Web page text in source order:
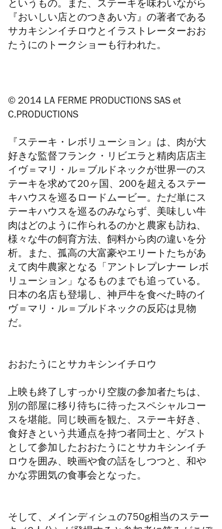
というもの。また、ステーキを味わいながら
『おいしい店とのつきあい方』の著者である
サカキシンイチロウとイラストレーターおお
たうにのトークショーも行われた。
© 2014 LA FERME PRODUCTIONS SAS et
C.PRODUCTIONS
『ステーキ・レボリューション』は、肉が大
好きな監督フランク・リビエラと精肉店店主
イヴ＝マリ・ル＝ブルドネックが世界一のス
テーキを求めて20ヶ国、200を超えるステー
キハウスを巡るロードムービー。ただ単にス
テーキハウスを巡るのみならず、美味しい牛
肉はどのように作られるのかと農家も訪ね、
様々な牛の飼育方法、飼料から肉の違いを分
析。また、孤高の大富豪やエリートたちがあ
えて肉牛農家となる「アントレプレナー レボ
リューション」なるものまでも追っている。
日本の名店も登場し、神戸牛を食べた時のイ
ヴ＝マリ・ル＝ブルドネックの反応は見物
だ。
おおたうにとサカキシンイチロウ
上映も終了しすっかり空腹の参加者たちは、
別の部屋に移り待ちに待ったスペシャルコー
スを堪能。同じ映画を観た、ステーキ好き、
食好きという共通点を持つ者同士と、ゲスト
として参加したおおたうにとサカキシンイチ
ロウを囲み、映画や食の話をしつつと、和や
かな雰囲気の食事会となった。
そして、メインディシュの750g相当のステー